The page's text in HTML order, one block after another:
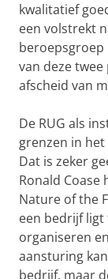
kwalitatief
een volstrekt
beroepsgroep
van deze
afscheid van
De RUG als
grenzen in
Dat is zeker
Ronald Coase
Nature of the
een bedrijf
organiseren
aansturing
bedrijf, maar